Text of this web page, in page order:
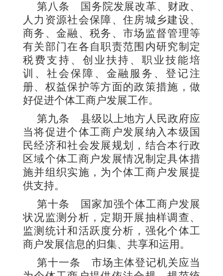
第八条
国务院发展改革、财政、
人力资源社会保障、住房城乡建设、
商务、金融、税务、市场监督管理等
有关部门在各自职责范围内研究制定
税费支持、创业扶持、职业技能培
训、社会保障、金融服务、登记注
册、权益保护等方面的政策措施，做
好促进个体工商户发展工作。
第九条 县级以上地方人民政府应
当将促进个体工商户发展纳入本级国
民经济和社会发展规划，结合本行政
区域个体工商 户发展情况制定具体措
施并组织实施，为个体工商户发展提
供支持。
第十条
国家加强个体工商户发展
状况监测分析，定期开展抽样调查、
监测统计和活跃度分析，强化个体工
商户发展信息的归集、共享和运用。
第十一条 市场主体登记机关应当